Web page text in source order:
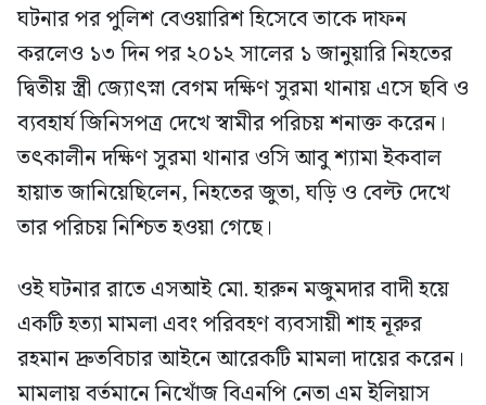
ঘটনার পর পুলিশ বেওয়ারিশ হিসেবে তাকে দাফন
করলেও ১৩ দিন পর ২০১২ সালের ১ জানুয়ারি নিহতের
দ্বিতীয় স্ত্রী জ্যোৎস্না বেগম দক্ষিণ সুরমা থানায় এসে ছবি ও
ব্যবহার্য জিনিসপত্র দেখে স্বামীর পরিচয় শনাক্ত করেন।
তৎকালীন দক্ষিণ সুরমা থানার ওসি আবু শ্যামা ইকবাল
হায়াত জানিয়েছিলেন, নিহতের জুতা, ঘড়ি ও বেল্ট দেখে
তার পরিচয় নিশ্চিত হওয়া গেছে।
ওই ঘটনার রাতে এসআই মো. হারুন মজুমদার বাদী হয়ে
একটি হত্যা মামলা এবং পরিবহণ ব্যবসায়ী শাহ নূরুর
রহমান দ্রুতবিচার আইনে আরেকটি মামলা দায়ের করেন।
মামলায় বর্তমানে নিখোঁজ বিএনপি নেতা এম ইলিয়াস